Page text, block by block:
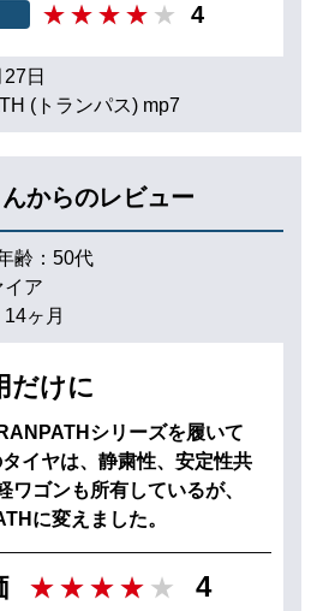
4
日
(トランパス) mp7
からのレビュー
齢： 50代
イア
14ヶ月
だけに
シリーズを履いて
イヤは、静粛性、安定性共
ワゴンも所有しているが、
に変えました。
4